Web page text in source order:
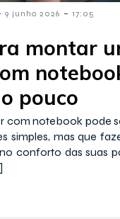
9 junho 2026 - 17:05
montar
pouco
com notebook pode
simples, mas que
conforto das suas